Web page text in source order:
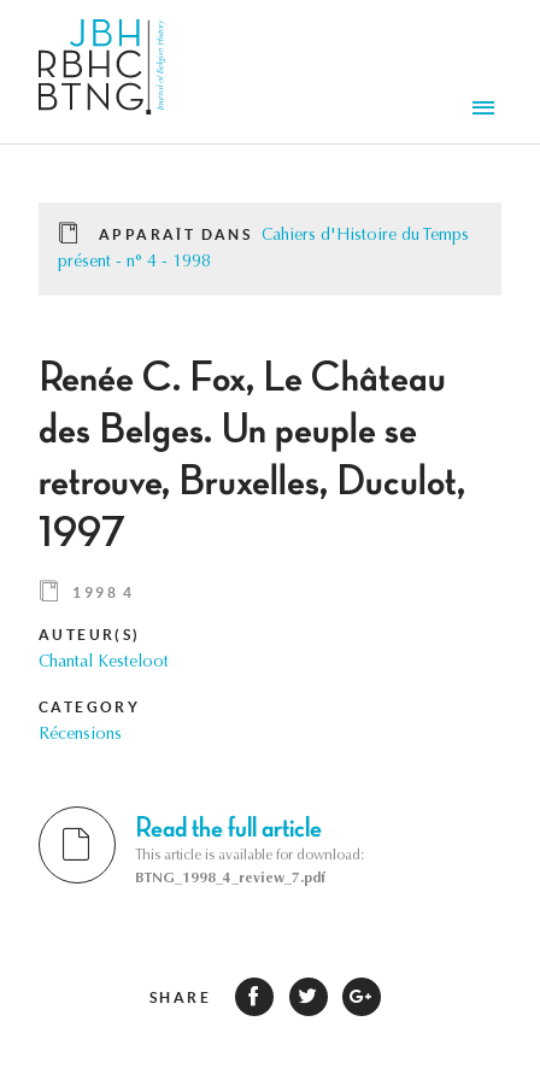
APPARAÎT DANS
Cahiers d'Histoire du Temps
présent - n° 4 - 1998
Renée C. Fox, Le Château
des Belges. Un peuple se
retrouve, Bruxelles, Duculot,
1997
1998 4
AUTEUR(S)
Chantal Kesteloot
CATEGORY
Récensions
Read the full article
This article is available for download:
BTNG_1998_4_review_7.pdf
SHARE